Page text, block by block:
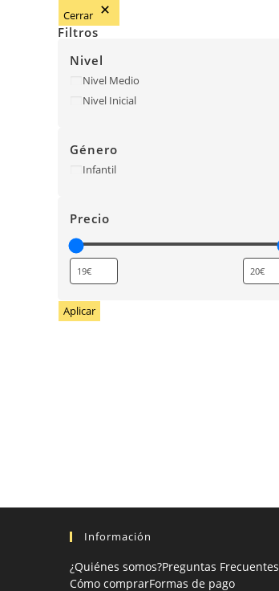
Cerrar
Filtros
Nivel
Nivel
Nivel Medio
Nivel Inicial
Género
Género
Infantil
Precio
Aplicar
Información
¿Quiénes somos?Preguntas Frecuentes
Cómo comprarFormas de pago